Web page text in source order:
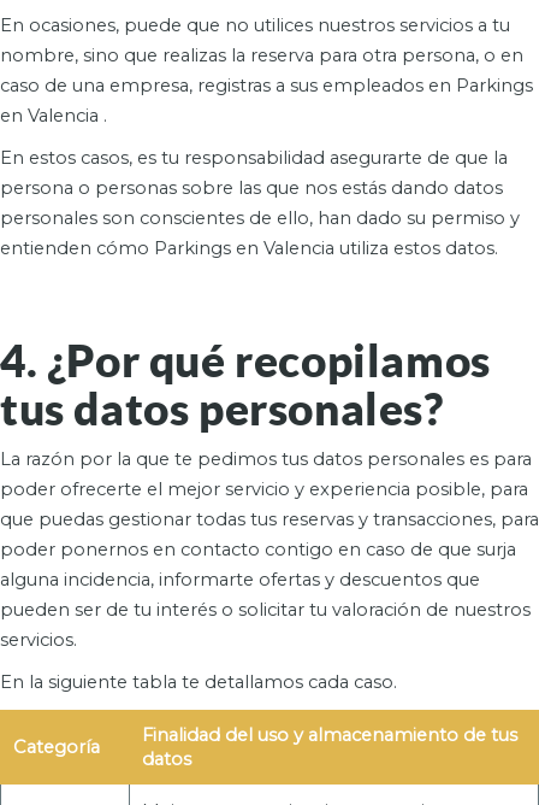
En ocasiones, puede que no utilices nuestros servicios a tu
nombre, sino que realizas la reserva para otra persona, o en
caso de una empresa, registras a sus empleados en Parkings
en Valencia .
En estos casos, es tu responsabilidad asegurarte de que la
persona o personas sobre las que nos estás dando datos
personales son conscientes de ello, han dado su permiso y
entienden cómo Parkings en Valencia utiliza estos datos.
4. ¿Por qué recopilamos
tus datos personales?
La razón por la que te pedimos tus datos personales es para
poder ofrecerte el mejor servicio y experiencia posible, para
que puedas gestionar todas tus reservas y transacciones, para
poder ponernos en contacto contigo en caso de que surja
alguna incidencia, informarte ofertas y descuentos que
pueden ser de tu interés o solicitar tu valoración de nuestros
servicios.
En la siguiente tabla te detallamos cada caso.
Categoría
Finalidad del uso y almacenamiento de tus
datos